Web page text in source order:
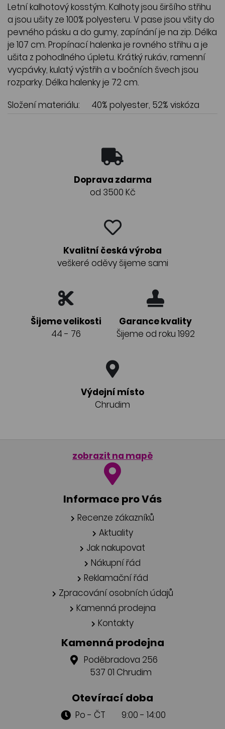
Letní kalhotový kosstým. Kalhoty jsou širšího střihu
a jsou ušity ze 100% polyesteru. V pase jsou všity do
pevného pásku a do gumy, zapínání je na zip. Délka
je 107 cm. Propínací halenka je rovného střihu a je
ušita z pohodlného úpletu. Krátký rukáv, ramenní
vycpávky, kulatý výstřih a v bočních švech jsou
rozparky. Délka halenky je 72 cm.
Složení materiálu:
40% polyester, 52% viskóza
Doprava zdarma
od 3500 Kč
Kvalitní česká výroba
veškeré oděvy šijeme sami
Šijeme velikosti
44 - 76
Garance kvality
Šijeme od roku 1992
Výdejní místo
Chrudim
zobrazit na mapě
Informace pro Vás
Recenze zákazníků
Aktuality
Jak nakupovat
Nákupní řád
Reklamační řád
Zpracování osobních údajů
Kamenná prodejna
Kontakty
Kamenná prodejna
Poděbradova 256
537 01 Chrudim
Otevírací doba
Po - ČT 9:00 - 14:00